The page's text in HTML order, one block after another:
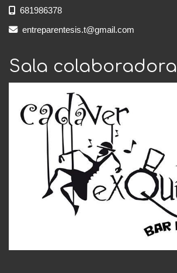
681986378
entreparentesis.t
gmail.com
Sala colaboradora